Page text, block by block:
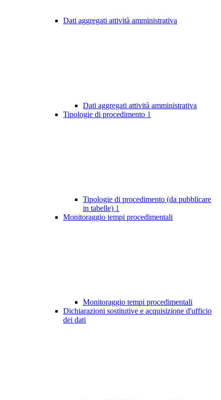
Dati aggregati attività amministrativa
Dati aggregati attività amministrativa
Tipologie di procedimento 1
Tipologie di procedimento (da pubblicare
in tabelle) 1
Monitoraggio tempi procedimentali
Monitoraggio tempi procedimentali
Dichiarazioni sostitutive e acquisizione d'ufficio
dei dati